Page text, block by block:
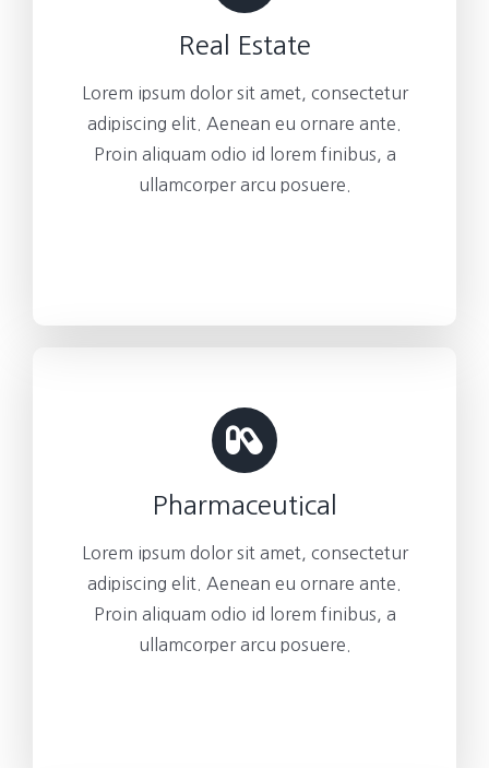
Real Estate
Lorem ipsum dolor sit amet, consectetur
adipiscing elit. Aenean eu ornare ante.
Proin aliquam odio id lorem finibus, a
ullamcorper arcu posuere.
Pharmaceutical
Lorem ipsum dolor sit amet, consectetur
adipiscing elit. Aenean eu ornare ante.
Proin aliquam odio id lorem finibus, a
ullamcorper arcu posuere.